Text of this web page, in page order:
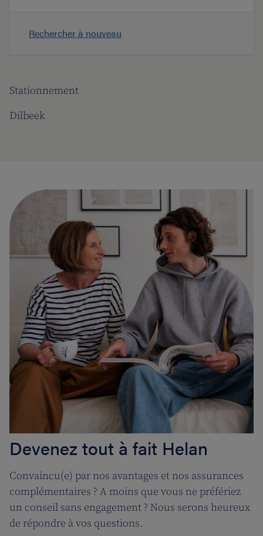
Stationnement
Dilbeek
Rechercher à nouveau
Devenez tout à fait Helan
Convaincu(e) par nos avantages et nos assurances
complémentaires ? A moins que vous ne préfériez
un conseil sans engagement ? Nous serons heureux
de répondre à vos questions.